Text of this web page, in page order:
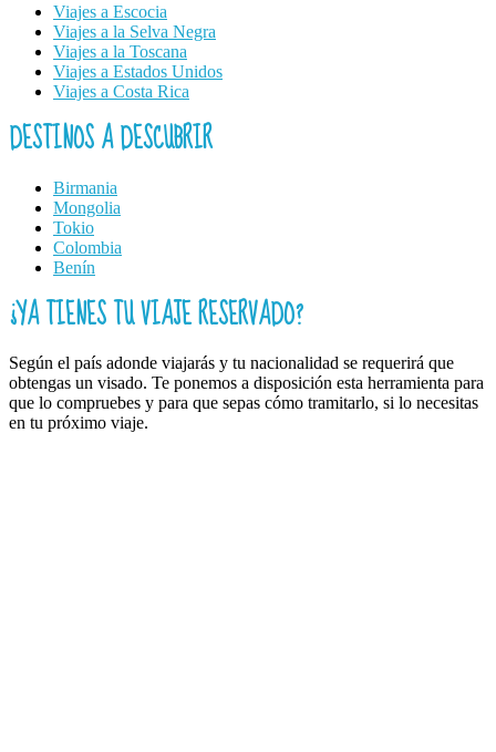
Viajes a Escocia
Viajes a la Selva Negra
Viajes a la Toscana
Viajes a Estados Unidos
Viajes a Costa Rica
DESTINOS A DESCUBRIR
Birmania
Mongolia
Tokio
Colombia
Benín
¿YA TIENES TU VIAJE RESERVADO?
Según el país adonde viajarás y tu nacionalidad se requerirá que
obtengas un visado. Te ponemos a disposición esta herramienta para
que lo compruebes y para que sepas cómo tramitarlo, si lo necesitas
en tu próximo viaje.